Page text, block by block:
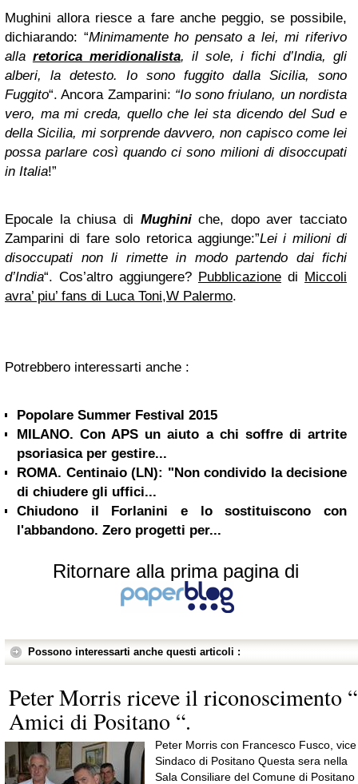
Mughini allora riesce a fare anche peggio, se possibile,
dichiarando: “Minimamente ho pensato a lei, mi riferivo
alla retorica meridionalista, il sole, i fichi d’India, gli
alberi, la detesto. Io sono fuggito dalla Sicilia, sono
Fuggito“. Ancora Zamparini: “Io sono friulano, un nordista
vero, ma mi creda, quello che lei sta dicendo del Sud e
della Sicilia, mi sorprende davvero, non capisco come lei
possa parlare così quando ci sono milioni di disoccupati
in Italia!”
Epocale la chiusa di Mughiniche, dopo aver tacciato
Zamparini di fare solo retorica aggiunge:”Lei i milioni di
disoccupati non li rimette in modo partendo dai fichi
d’India“. Cos’altro aggiungere? Pubblicazione di Miccoli
avra’ piu’ fans di Luca Toni,W Palermo.
Potrebbero interessarti anche :
Popolare Summer Festival 2015
MILANO. Con APS un aiuto a chi soffre di artrite
psoriasica per gestire...
ROMA. Centinaio (LN): "Non condivido la decisione
di chiudere gli uffici...
Chiudono il Forlanini e lo sostituiscono con
l'abbandono. Zero progetti per...
Ritornare alla prima pagina di
Possono interessarti anche questi articoli :
Peter Morris riceve il riconoscimento “
Amici di Positano “.
Peter Morris con Francesco Fusco, vice
Sindaco di Positano Questa sera nella
Sala Consiliare del Comune di Positano